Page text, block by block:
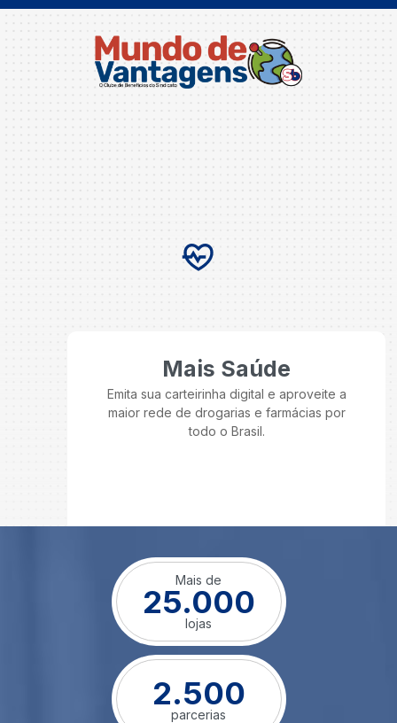
Mais Saúde
Emita sua carteirinha digital e aproveite a
maior rede de drogarias e farmácias por
todo o Brasil.
Mais de
25.000
lojas
2.500
parcerias